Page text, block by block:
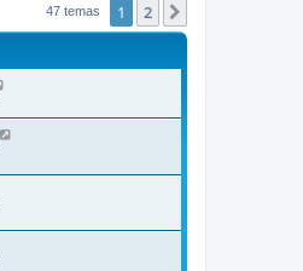
47 temas 1 2